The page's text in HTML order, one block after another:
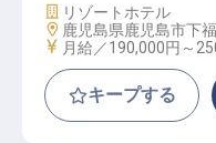
施設業態
リゾートホテル
勤務地
鹿児島県鹿児島市下
給与
月給／190,000円～
キープする